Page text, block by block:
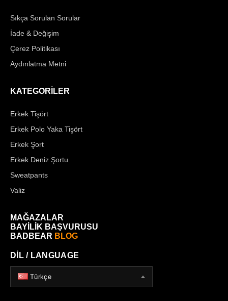
Sıkça Sorulan Sorular
İade & Değişim
Çerez Politikası
Aydınlatma Metni
KATEGORİLER
Erkek Tişört
Erkek Polo Yaka Tişört
Erkek Şort
Erkek Deniz Şortu
Sweatpants
Valiz
MAĞAZALAR
BAYİLİK BAŞVURUSU
BADBEAR BLOG
DİL / LANGUAGE
Türkçe